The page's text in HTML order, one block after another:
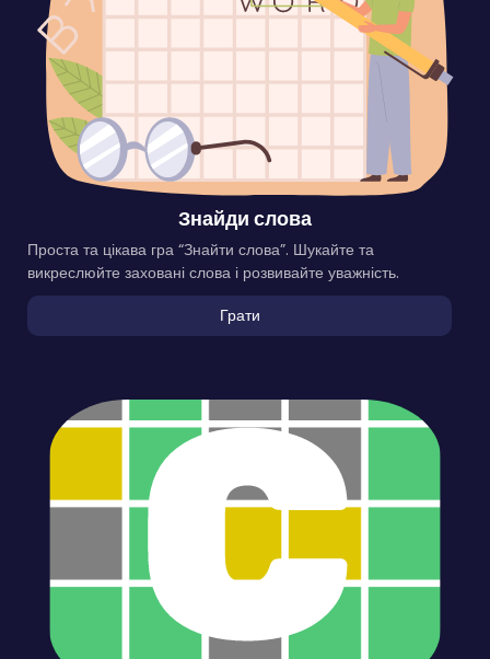
Знайди слова
Проста та цікава гра “Знайти слова”. Шукайте та
викреслюйте заховані слова і розвивайте уважність.
Грати